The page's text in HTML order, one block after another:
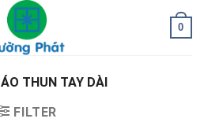
0
ÁO THUN TAY DÀI
FILTER